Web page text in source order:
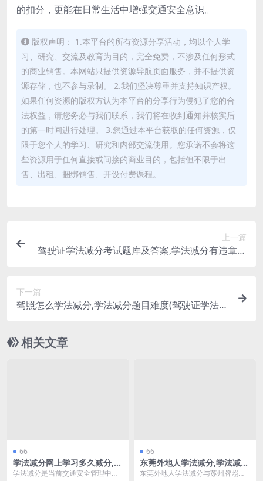
的扣分，更能在日常生活中增强交通安全意识。
版权声明： 1.本平台的所有资源分享活动，均以个人学
习、研究、交流及教育为目的，完全免费，不涉及任何形式
的商业销售。本网站只提供资源导航页面服务，并不提供资
源存储，也不参与录制。 2.我们坚决尊重并支持知识产权。
如果任何资源的版权方认为本平台的分享行为侵犯了您的合
法权益，请您务必与我们联系，我们将在收到通知并核实后
的第一时间进行处理。 3.您通过本平台获取的任何资源，仅
限于您个人的学习、研究和内部交流使用。您承诺不会将这
些资源用于任何直接或间接的商业目的，包括但不限于出
售、出租、捆绑销售、开设付费课程。
上一篇
驾驶证学法减分考试题库及答案,学法减分有违章记
下一篇
驾照怎么学法减分,学法减分题目难度(驾驶证学法减
相关文章
66
学法减分网上学习多久减分,学
法减分答题可以错几道(学法减
学法减分是当前交通安全管理中的
66
东莞外地人学法减分,学法减分
苏州牌照(广东东莞有没有开通
东莞外地人学法减分与苏州牌照的